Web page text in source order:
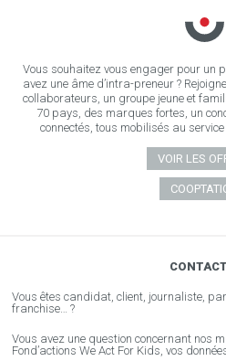
Vous souhaitez vous engager pour un
avez une âme d’intra-preneur ?
collaborateurs, un groupe jeune et
70 pays, des marques fortes, un
connectés, tous mobilisés au service
VOIR LES
CONTACT
Vous êtes candidat, client, journaliste,
franchise… ?
Vous avez une question concernant nos
Fond’actions We Act For Kids, vos